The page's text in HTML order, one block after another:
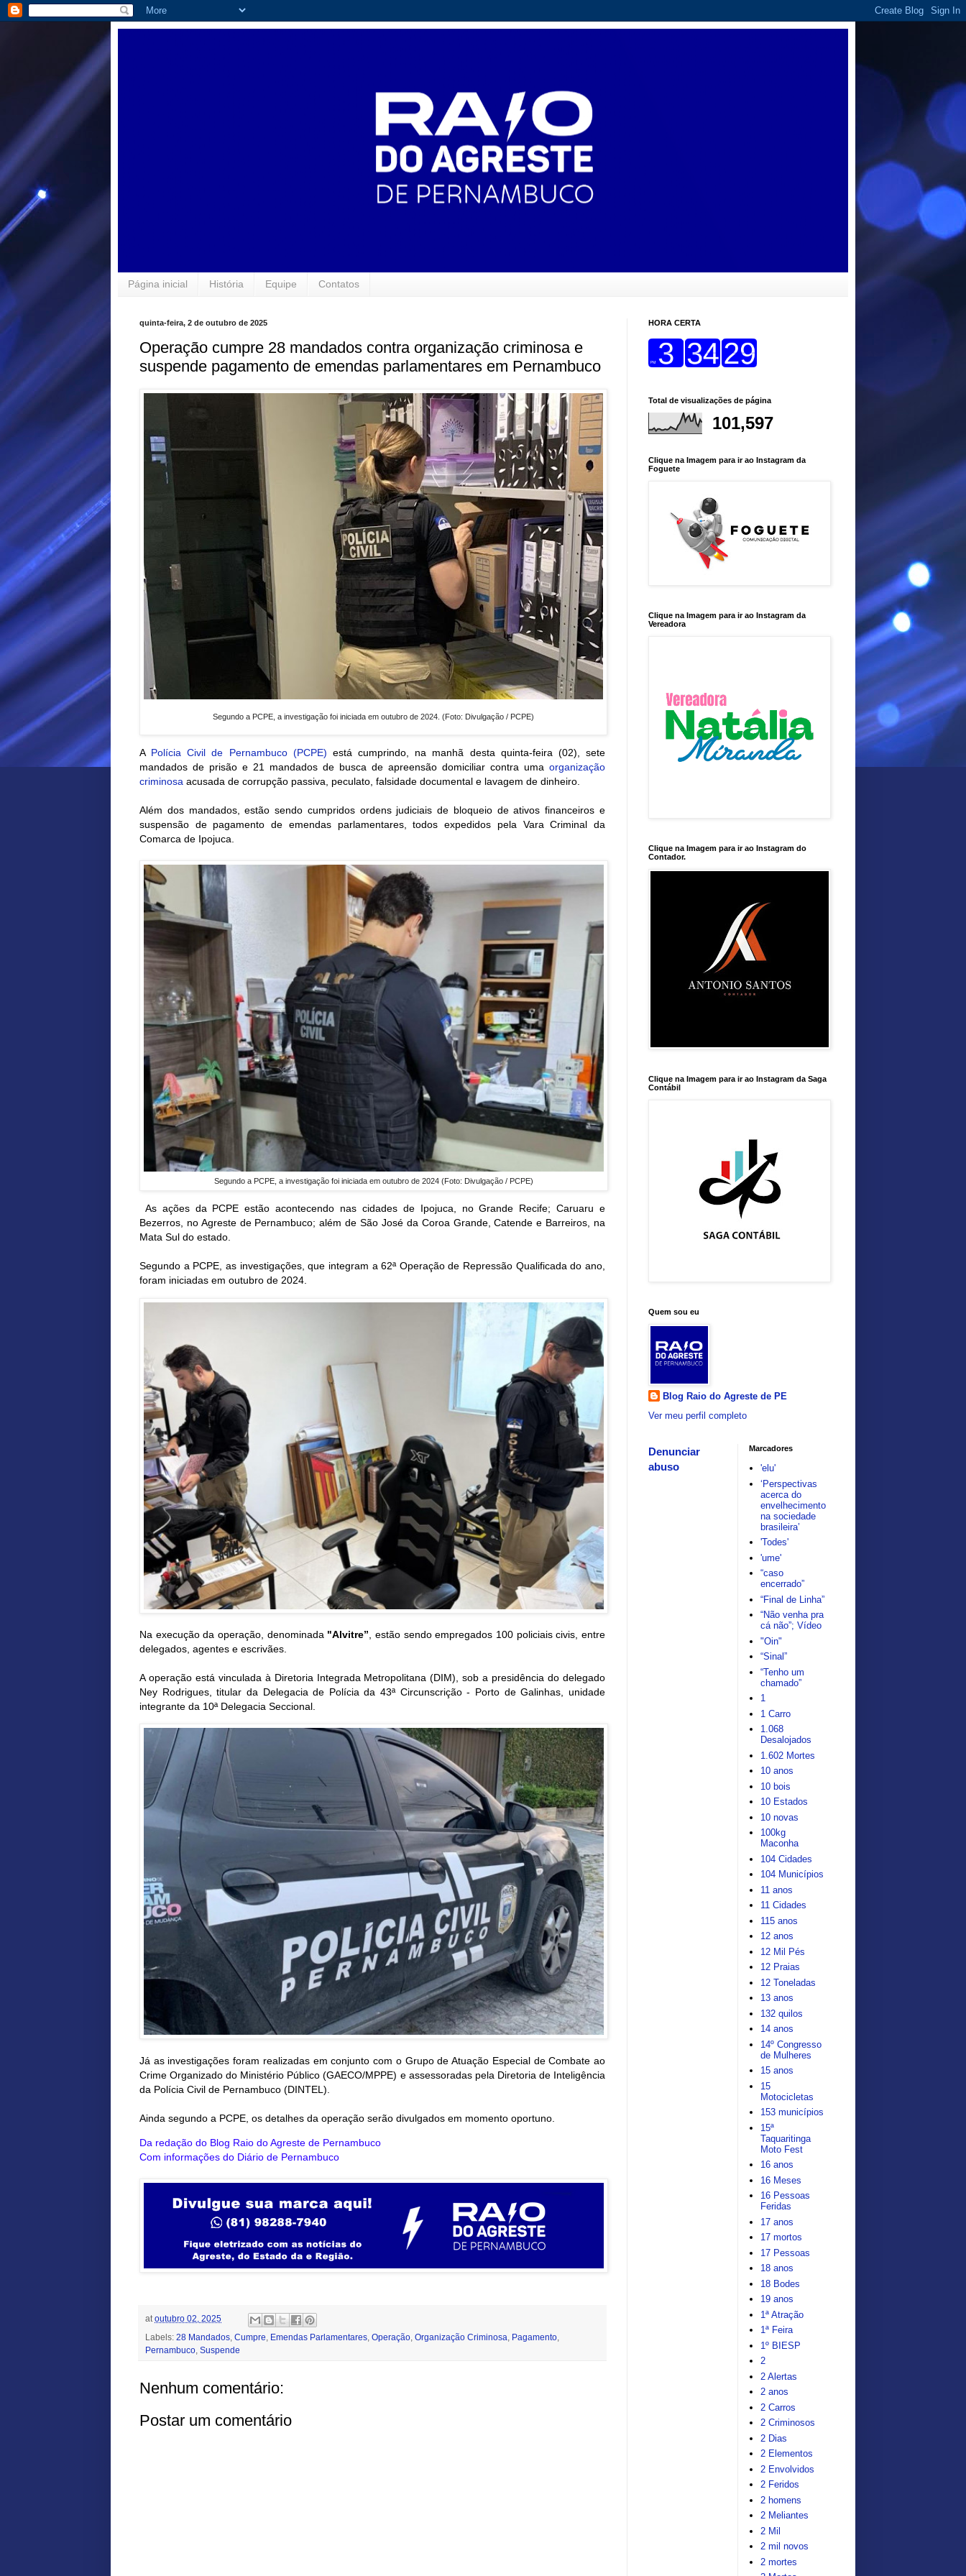
Página inicial História Equipe Contatos
quinta-feira, 2 de outubro de 2025
Operação cumpre 28 mandados contra organização criminosa e
suspende pagamento de emendas parlamentares em Pernambuco
Segundo a PCPE, a investigação foi iniciada em outubro de 2024. (Foto: Divulgação / PCPE)
A Polícia Civil de Pernambuco (PCPE) está cumprindo, na manhã desta quinta-feira (02), sete
mandados de prisão e 21 mandados de busca de apreensão domiciliar contra uma organização
criminosa acusada de corrupção passiva, peculato, falsidade documental e lavagem de dinheiro.
Além dos mandados, estão sendo cumpridos ordens judiciais de bloqueio de ativos financeiros e
suspensão de pagamento de emendas parlamentares, todos expedidos pela Vara Criminal da
Comarca de Ipojuca.
Segundo a PCPE, a investigação foi iniciada em outubro de 2024 (Foto: Divulgação / PCPE)
As ações da PCPE estão acontecendo nas cidades de Ipojuca, no Grande Recife; Caruaru e
Bezerros, no Agreste de Pernambuco; além de São José da Coroa Grande, Catende e Barreiros, na
Mata Sul do estado.
Segundo a PCPE, as investigações, que integram a 62ª Operação de Repressão Qualificada do ano,
foram iniciadas em outubro de 2024.
Na execução da operação, denominada "Alvitre” , estão sendo empregados 100 policiais civis, entre
delegados, agentes e escrivães.
A operação está vinculada à Diretoria Integrada Metropolitana (DIM), sob a presidência do delegado
Ney Rodrigues, titular da Delegacia de Polícia da 43ª Circunscrição - Porto de Galinhas, unidade
integrante da 10ª Delegacia Seccional.
Já as investigações foram realizadas em conjunto com o Grupo de Atuação Especial de Combate ao
Crime Organizado do Ministério Público (GAECO/MPPE) e assessoradas pela Diretoria de Inteligência
da Polícia Civil de Pernambuco (DINTEL).
Ainda segundo a PCPE, os detalhes da operação serão divulgados em momento oportuno.
Da redação do Blog Raio do Agreste de Pernambuco
Com informações do Diário de Pernambuco
at outubro 02, 2025
Labels: 28 Mandados Cumpre Emendas Parlamentares Operação Organização Criminosa Pagamento
Pernambuco Suspende
Nenhum comentário:
Postar um comentário
HORA CERTA
Total de visualizações de página
101,597
Clique na Imagem para ir ao Instagram da
Foguete
Clique na Imagem para ir ao Instagram da
Vereadora
Clique na Imagem para ir ao Instagram do
Contador.
Clique na Imagem para ir ao Instagram da Saga
Contábil
Quem sou eu
Blog Raio do Agreste de PE
Ver meu perfil completo
Denunciar
abuso
Marcadores
'elu'
‘Perspectivas
acerca do
envelhecimento
na sociedade
brasileira’
'Todes'
'ume'
“caso
encerrado”
“Final de Linha”
“Não venha pra
cá não”; Vídeo
"Oin"
“Sinal”
“Tenho um
chamado”
1
1 Carro
1.068
Desalojados
1.602 Mortes
10 anos
10 bois
10 Estados
10 novas
100kg
Maconha
104 Cidades
104 Municípios
11 anos
11 Cidades
115 anos
12 anos
12 Mil Pés
12 Praias
12 Toneladas
13 anos
132 quilos
14 anos
14º Congresso
de Mulheres
15 anos
15
Motocicletas
153 municípios
15ª
Taquaritinga
Moto Fest
16 anos
16 Meses
16 Pessoas
Feridas
17 anos
17 mortos
17 Pessoas
18 anos
18 Bodes
19 anos
1ª Atração
1ª Feira
1º BIESP
2
2 Alertas
2 anos
2 Carros
2 Criminosos
2 Dias
2 Elementos
2 Envolvidos
2 Feridos
2 homens
2 Meliantes
2 Mil
2 mil novos
2 mortes